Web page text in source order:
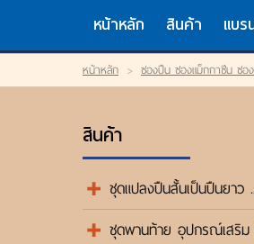
TH /
LOGIN
OR
My Wishlist
แบรนด์
สินค้าลดราคา
เข้าสู่ระบบ
หน้าหลัก สินค้า แบร
หน้าหลัก > ซองปืน ซองแม็กกาซีน ซ
สินค้า
ชุดแปลงปืนสั้นเป็นปืนยาว
ชุดพานท้าย อุปกรณ์เสริ